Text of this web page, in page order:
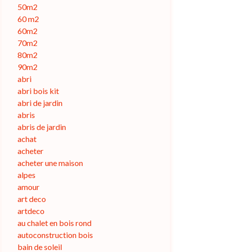
50m2
60 m2
60m2
70m2
80m2
90m2
abri
abri bois kit
abri de jardin
abris
abris de jardin
achat
acheter
acheter une maison
alpes
amour
art deco
artdeco
au chalet en bois rond
autoconstruction bois
bain de soleil